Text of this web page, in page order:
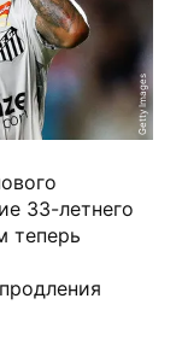
Getty Images
33-летнего
теперь